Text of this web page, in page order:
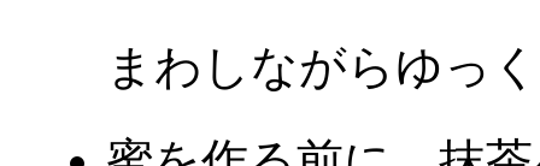
まわしながらゆっ